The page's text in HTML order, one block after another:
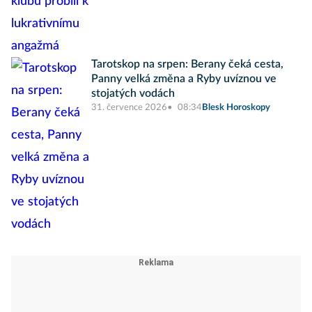
Tarotskop na srpen: Berany čeká cesta,
Panny velká změna a Ryby uvíznou ve
stojatých vodách
31. července 2026 08:34 Blesk Horoskopy